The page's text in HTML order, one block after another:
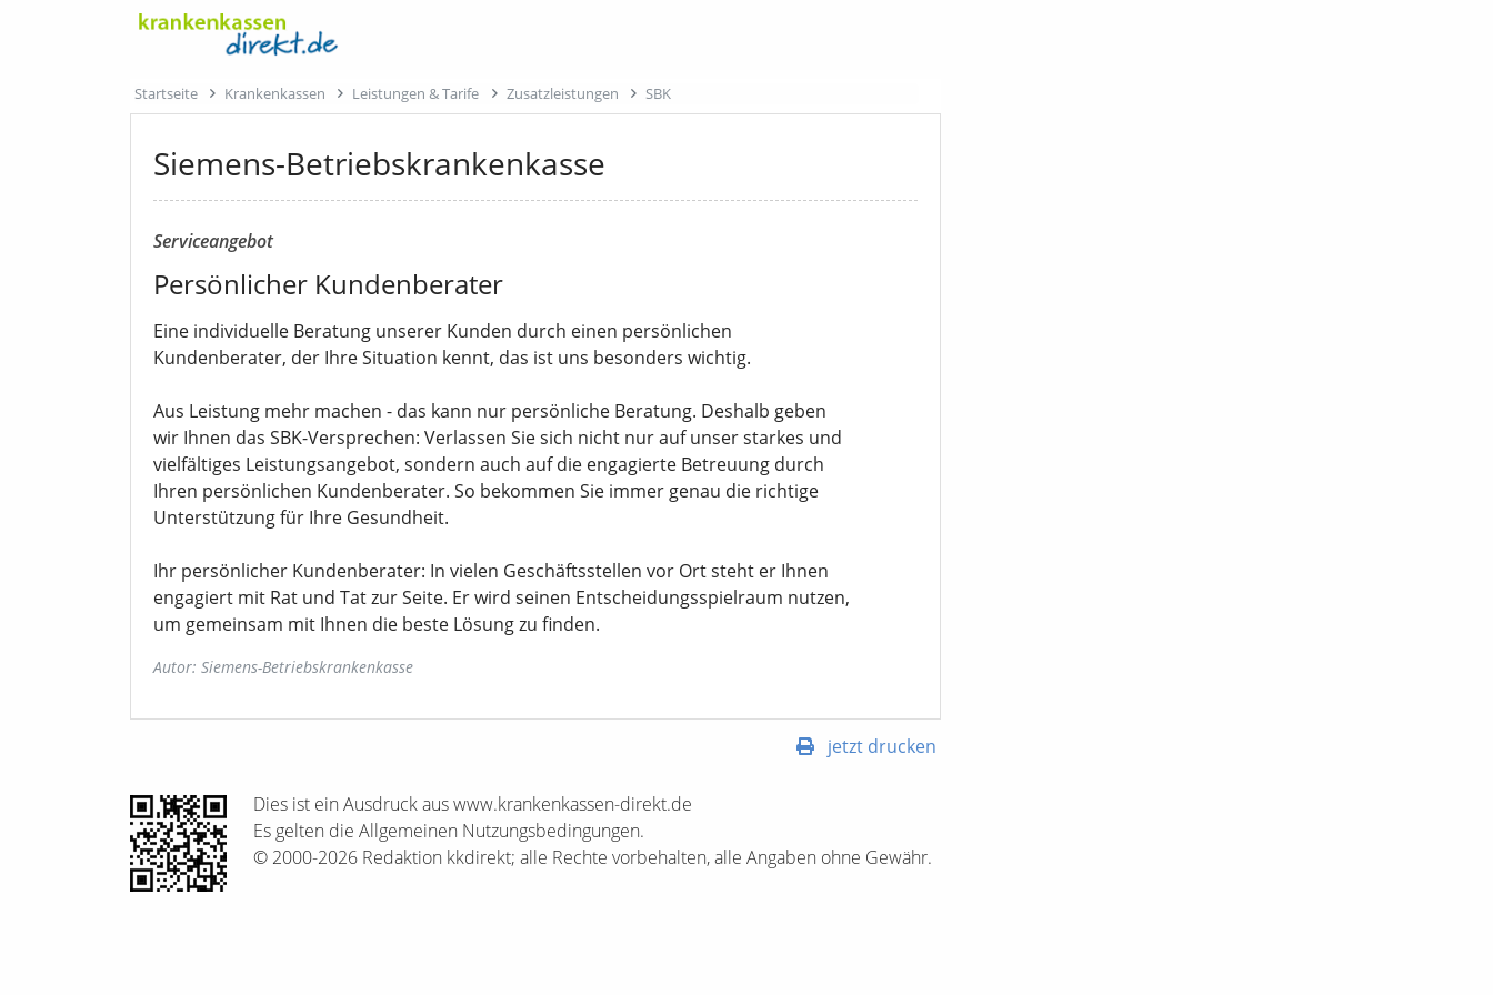
Startseite Krankenkassen Leistungen & Tarife Zusatzleistungen SBK
Siemens-Betriebskrankenkasse
Serviceangebot
Persönlicher Kundenberater
Eine individuelle Beratung unserer Kunden durch einen persönlichen
Kundenberater, der Ihre Situation kennt, das ist uns besonders wichtig.
Aus Leistung mehr machen - das kann nur persönliche Beratung. Deshalb geben
wir Ihnen das SBK-Versprechen: Verlassen Sie sich nicht nur auf unser starkes und
vielfältiges Leistungsangebot, sondern auch auf die engagierte Betreuung durch
Ihren persönlichen Kundenberater. So bekommen Sie immer genau die richtige
Unterstützung für Ihre Gesundheit.
Ihr persönlicher Kundenberater: In vielen Geschäftsstellen vor Ort steht er Ihnen
engagiert mit Rat und Tat zur Seite. Er wird seinen Entscheidungsspielraum nutzen,
um gemeinsam mit Ihnen die beste Lösung zu finden.
Autor: Siemens-Betriebskrankenkasse
jetzt drucken
Dies ist ein Ausdruck aus www.krankenkassen-direkt.de
Es gelten die Allgemeinen Nutzungsbedingungen.
© 2000-2026 Redaktion kkdirekt; alle Rechte vorbehalten, alle Angaben ohne Gewähr.